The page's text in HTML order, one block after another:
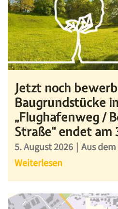
Jetzt noch
Baugrundstücke
„Flughafenweg /
Straße“ endet am
5. August 2026 | Aus
Weiterlesen